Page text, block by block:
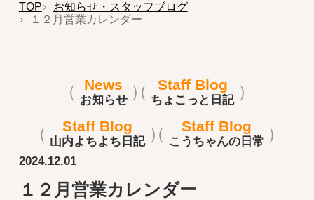
TOP
お知らせ・スタッフブログ
１２月営業カレンダー
News
お知らせ
Staff Blog
ちょこっと日記
Staff Blog
山内よちよち日記
Staff Blog
こうちゃんの日常
2024.12.01
１２月営業カレンダー